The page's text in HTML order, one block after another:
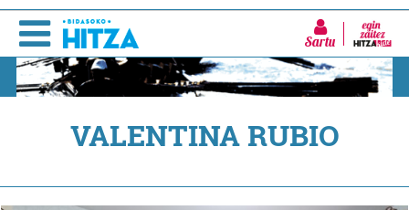
Sartu
VALENTINA RUBIO